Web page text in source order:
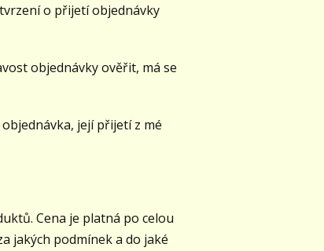
o přijetí objednávky
objednávky ověřit, má se
její přijetí z mé
Cena je platná po celou
jakých podmínek a do jaké